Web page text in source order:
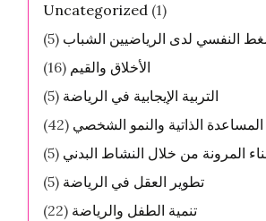
Uncategorized (1)
النفسي لدى الرياضيين الشباب (5)
الأخلاق والقيم (16)
التربية الإيجابية في الرياضة (5)
المساعدة الذاتية والنمو الشخصي (42)
المرونة من خلال النشاط البدني (5)
تطوير العقل في الرياضة (5)
تنمية الطفل والرياضة (22)